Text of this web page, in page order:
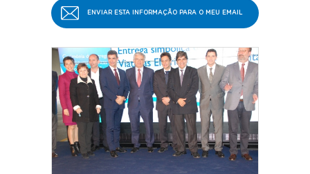
ENVIAR ESTA INFORMAÇÃO PARA O MEU EMAIL